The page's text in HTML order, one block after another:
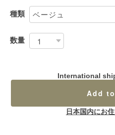
種類
数量
International
Add
日本国内にお